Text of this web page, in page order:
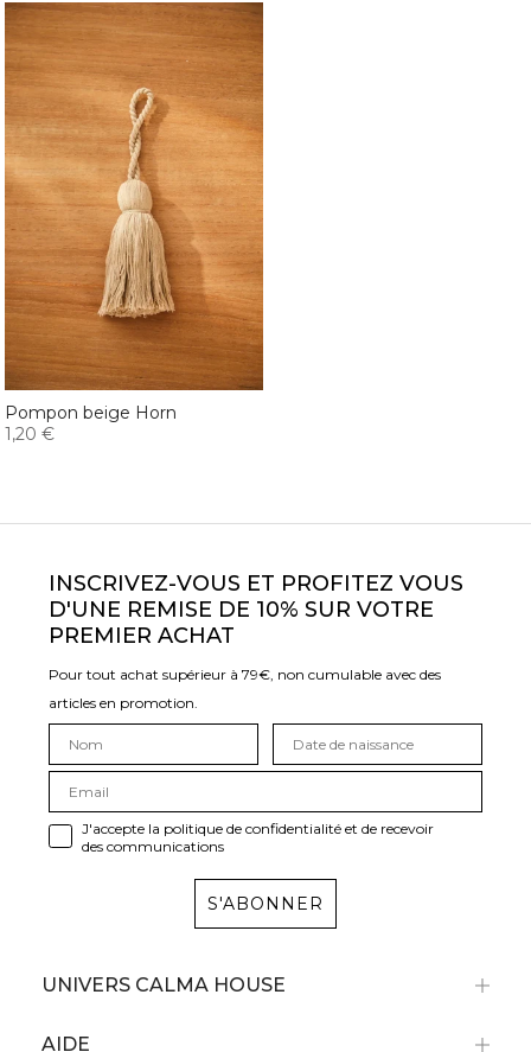
Pompon beige Horn
1,20 €
INSCRIVEZ-VOUS ET PROFITEZ VOUS
D'UNE REMISE DE 10% SUR VOTRE
PREMIER ACHAT
Pour tout achat supérieur à 79€, non cumulable avec des
articles en promotion.
J'accepte la politique de confidentialité et de recevoir
des communications
S'ABONNER
UNIVERS CALMA HOUSE
AIDE